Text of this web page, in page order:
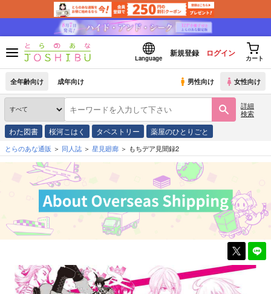
Language
新規登録 ログイン
カート
全年齢向け 成年向け 男性向け 女性向け
詳細
検索
わた図書 桜河こはく タペストリー 薬屋のひとりごと
とらのあな通販 同人誌 星見廻廊 もちデア見聞録2